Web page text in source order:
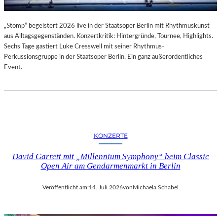
„Stomp“ begeistert 2026 live in der Staatsoper Berlin mit Rhythmuskunst
aus Alltagsgegenständen. Konzertkritik: Hintergründe, Tournee, Highlights.
Sechs Tage gastiert Luke Cresswell mit seiner Rhythmus-
Perkussionsgruppe in der Staatsoper Berlin. Ein ganz außerordentliches
Event.
KONZERTE
David Garrett mit „Millennium Symphony“ beim Classic
Open Air am Gendarmenmarkt in Berlin
Veröffentlicht am:14. Juli 2026vonMichaela Schabel